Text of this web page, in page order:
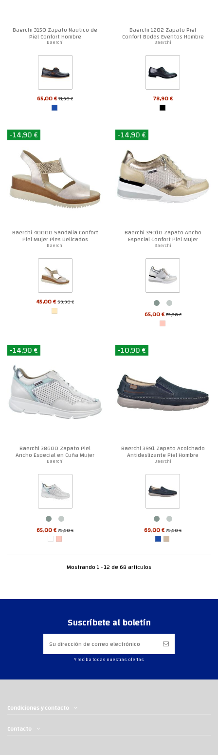
Baerchi 3150 Zapato Nautico de
Piel Confort Hombre
Baerchi
65,00 €71,90 €
Baerchi 1202 Zapato Piel
Confort Bodas Eventos Hombre
Baerchi
78,90 €
-14,90 €
Baerchi 40000 Sandalia Confort
Piel Mujer Pies Delicados
Baerchi
45,00 €59,90 €
-14,90 €
Baerchi 39010 Zapato Ancho
Especial Confort Piel Mujer
Baerchi
65,00 €79,90 €
-14,90 €
Baerchi 38600 Zapato Piel
Ancho Especial en Cuña Mujer
Baerchi
65,00 €79,90 €
-10,90 €
Baerchi 3991 Zapato Acolchado
Antideslizante Piel Hombre
Baerchi
69,00 €79,90 €
Mostrando 1 - 12 de 68 articulos
Suscríbete al boletín
Y reciba todas nuestras ofertas
Condiciones y contacto
Contacto